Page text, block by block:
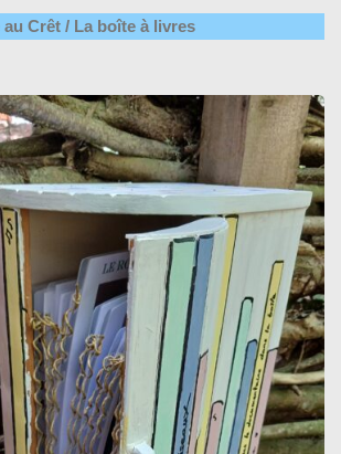
Crêt / La boîte à livres